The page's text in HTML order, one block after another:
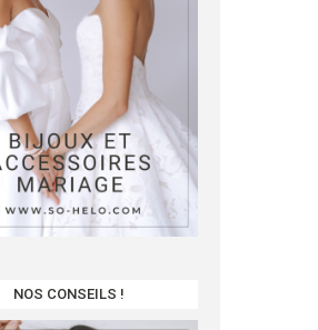
NOS CONSEILS !